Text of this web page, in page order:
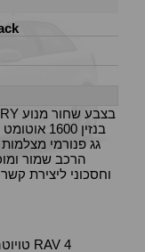
הרכב שמור
טויוטה RAV 4